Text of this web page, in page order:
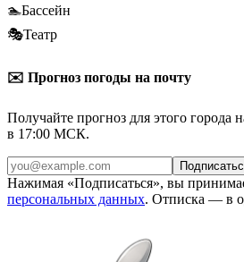
🏊Бассейн
🎭Театр
✉️ Прогноз погоды на почту
Получайте прогноз для этого
в 17:00 МСК.
Нажимая «Подписаться», вы
персональных данных. Отписка — в